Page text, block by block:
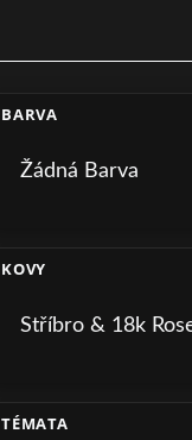
BARVA
Žádná Barva
KOVY
Stříbro & 18k
TÉMATA